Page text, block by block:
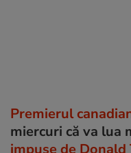
Premierul
miercuri că va lua
impuse de Donald